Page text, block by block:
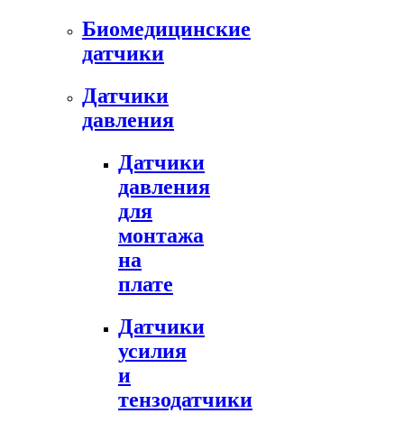
Биомедицинские
датчики
Датчики
давления
Датчики
давления
для
монтажа
на
плате
Датчики
усилия
и
тензодатчики